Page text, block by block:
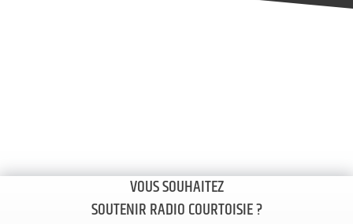
VOUS SOUHAITEZ
SOUTENIR RADIO COURTOISIE ?